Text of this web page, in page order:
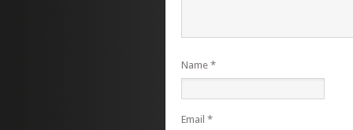
Name *
Email *